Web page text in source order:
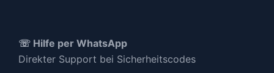
☏ Hilfe per WhatsApp
Direkter Support bei Sicherheitscodes